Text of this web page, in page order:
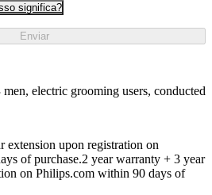
significa?
Enviar
electric grooming users, conducted
extension upon registration on
of purchase.2 year warranty + 3 year
on Philips.com within 90 days of